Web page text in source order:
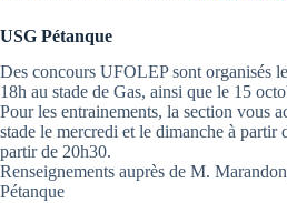
USG Pétanque
Des concours UFOLEP sont organisés
18h au stade de Gas, ainsi que le 15
Pour les entrainements, la section vous
stade le mercredi et le dimanche à partir
partir de 20h30.
Renseignements auprès de M.
Pétanque